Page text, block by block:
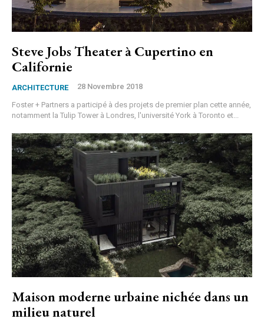
Steve Jobs Theater à Cupertino en
Californie
ARCHITECTURE 28 Novembre 2018
Foster + Partners a participé à des projets de premier plan cette année,
notamment la Tulip Tower à Londres, l'université York à Toronto et...
Maison moderne urbaine nichée dans un
milieu naturel